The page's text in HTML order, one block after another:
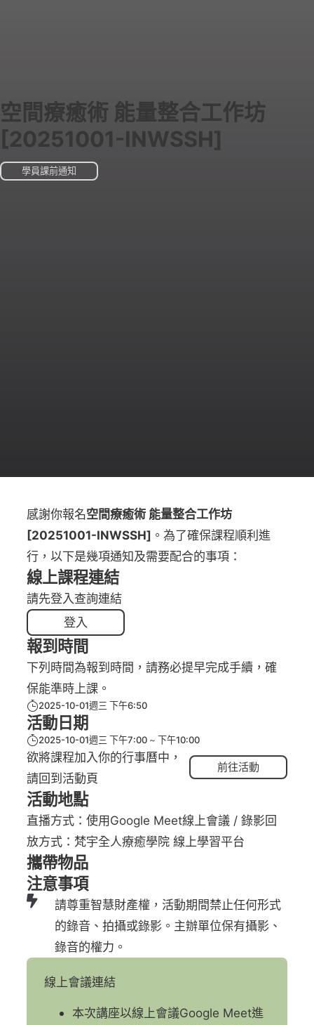
空間療癒術 能量整合工作坊
[20251001-INWSSH]
學員課前通知
感謝你報名空間療癒術 能量整合工作坊
[20251001-INWSSH] 。為了確保課程順利進
行，以下是幾項通知及需要配合的事項：
線上課程連結
請先登入查詢連結
登入
報到時間
下列時間為報到時間，請務必提早完成手續，確
保能準時上課。
2025-10-01週三 下午6:50
活動日期
2025-10-01週三 下午7:00 下午10:00
欲將課程加入你的行事曆中，
請回到活動頁
前往活動
活動地點
直播方式：使用Google Meet線上會議 / 錄影回
放方式：梵宇全人療癒學院 線上學習平台
攜帶物品
注意事項
請尊重智慧財產權，活動期間禁止任何形式
的錄音、拍攝或錄影。主辦單位保有攝影、
錄音的權力。
線上會議連結
本次講座以線上會議Google Meet進